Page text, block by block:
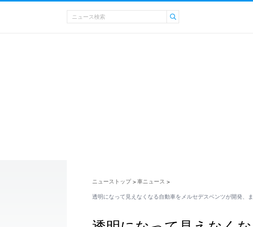
ニューストップ > 車ニュース >
透明になって見えなくなる自動車をメルセデスベンツが開発、